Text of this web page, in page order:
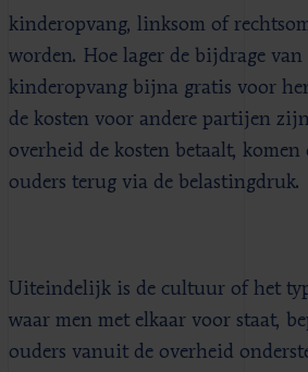
kinderopvang, linksom of
worden. Hoe lager de bijdrage van
kinderopvang bijna gratis voor
de kosten voor andere partijen
overheid de kosten betaalt, komen
ouders terug via de belastingdruk.
Uiteindelijk is de cultuur of het
waar men met elkaar voor staat,
ouders vanuit de overheid